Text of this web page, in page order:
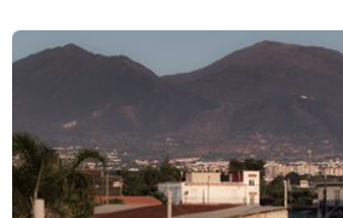
n
n
o